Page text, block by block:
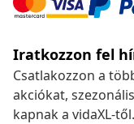
Iratkozzon fel
Csatlakozzon a
akciókat,
kapnak a vidaXL-től.